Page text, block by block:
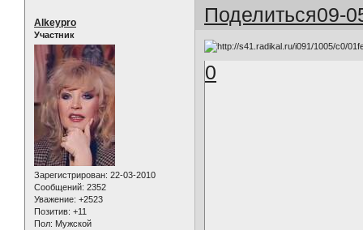
Поделиться09-
Alkeypro
Участник
Зарегистрирован: 22-03-2010
Сообщений: 2352
Уважение: +2523
Позитив: +11
Пол: Мужской
0